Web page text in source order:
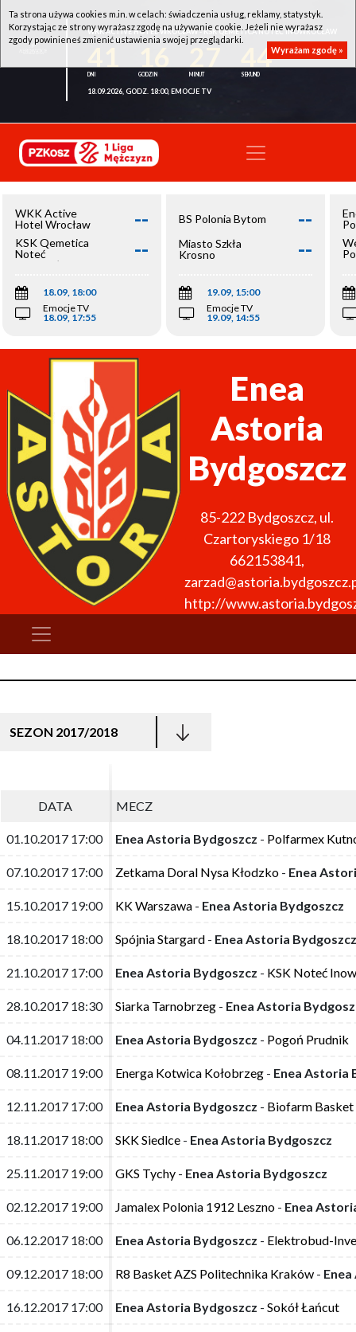
WKK ACTIVE HOTEL WROCŁAW - KSK QEMETICA NOTEĆ INOWROCŁAW
44
18.09.2026, GODZ. 18:00, EMOCJE TV
WKK Active
Hotel Wrocław
--
KSK Qemetica
Noteć
Inowrocław
--
18.09, 18:00
Emocje TV
18.09, 17:55
BS Polonia Bytom --
Miasto Szkła
Krosno
--
19.09, 15:00
Emocje TV
19.09, 14:55
Enea
Astoria
Bydgoszcz
85-222 Bydgoszcz, ul.
Czartoryskiego 1/18
662153841,
http://
SEZON 2017/2018
DATA MECZ
01.10.2017 17:00 Enea Astoria Bydgoszcz - Polfarmex
07.10.2017 17:00 Zetkama Doral Nysa Kłodzko - Enea
15.10.2017 19:00 KK Warszawa - Enea Astoria Bydgoszcz
18.10.2017 18:00 Spójnia Stargard - Enea Astoria Bydgoszcz
21.10.2017 17:00 Enea Astoria Bydgoszcz - KSK Noteć
28.10.2017 18:30 Siarka Tarnobrzeg - Enea Astoria
04.11.2017 18:00 Enea Astoria Bydgoszcz - Pogoń Prudnik
08.11.2017 19:00 Energa Kotwica Kołobrzeg - Enea Astoria
12.11.2017 17:00 Enea Astoria Bydgoszcz - Biofarm Basket
18.11.2017 18:00 SKK Siedlce - Enea Astoria Bydgoszcz
25.11.2017 19:00 GKS Tychy - Enea Astoria Bydgoszcz
02.12.2017 19:00 Jamalex Polonia 1912 Leszno - Enea
06.12.2017 18:00 Enea Astoria Bydgoszcz - Elektrobud-
09.12.2017 18:00 R8 Basket AZS Politechnika Kraków -
16.12.2017 17:00 Enea Astoria Bydgoszcz - Sokół Łańcut
DATA MECZ
01.10.2017 17:00 Enea Astoria Bydgoszcz - Polfarmex
07.10.2017 17:00 Zetkama Doral Nysa Kłodzko - Enea
15.10.2017 19:00 KK Warszawa - Enea Astoria Bydgoszcz
18.10.2017 18:00 Spójnia Stargard - Enea Astoria Bydgoszcz
21.10.2017 17:00 Enea Astoria Bydgoszcz - KSK Noteć
28.10.2017 18:30 Siarka Tarnobrzeg - Enea Astoria
04.11.2017 18:00 Enea Astoria Bydgoszcz - Pogoń Prudnik
08.11.2017 19:00 Energa Kotwica Kołobrzeg - Enea Astoria
12.11.2017 17:00 Enea Astoria Bydgoszcz - Biofarm Basket
18.11.2017 18:00 SKK Siedlce - Enea Astoria Bydgoszcz
25.11.2017 19:00 GKS Tychy - Enea Astoria Bydgoszcz
02.12.2017 19:00 Jamalex Polonia 1912 Leszno - Enea
06.12.2017 18:00 Enea Astoria Bydgoszcz - Elektrobud-
09.12.2017 18:00 R8 Basket AZS Politechnika Kraków -
16.12.2017 17:00 Enea Astoria Bydgoszcz - Sokół Łańcut
Ta strona używa cookies m.in. w celach: świadczenia usług, reklamy, statystyk.
Korzystając ze strony wyrażasz zgodę na używanie cookie. Jeżeli nie wyrażasz
zgody powinieneś zmienić ustawienia swojej przeglądarki.
Wyrażam zgodę »